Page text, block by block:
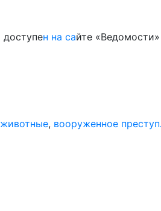
доступен на сайте «Ведомости»
, вооруженное